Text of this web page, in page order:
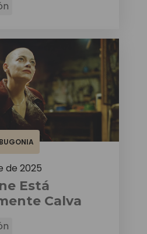
BUGONIA
de 2025
Está
Calva